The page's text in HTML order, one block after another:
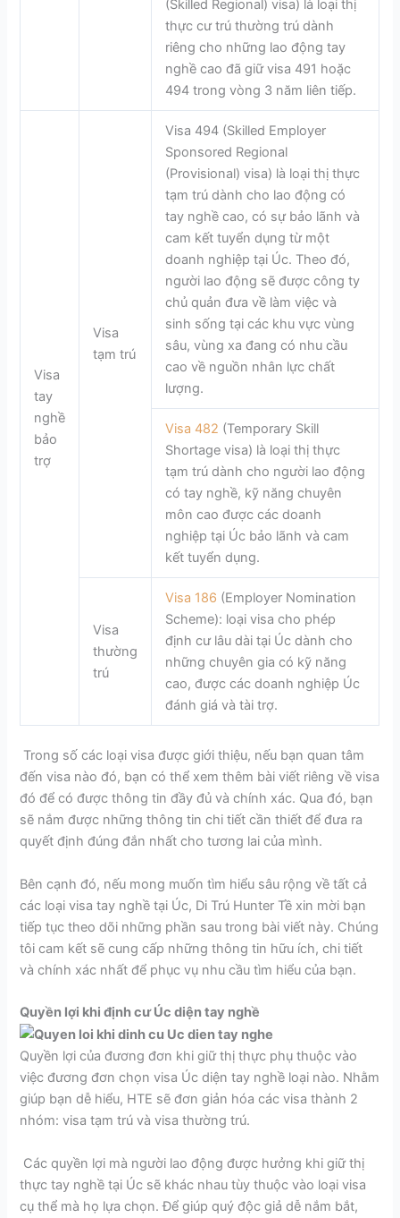
(Skilled Regional) visa) là loại thị
thực cư trú thường trú dành
riêng cho những lao động tay
nghề cao đã giữ visa 491 hoặc
494 trong vòng 3 năm liên tiếp.
Visa
tay
nghề
bảo
trợ
Visa
tạm trú
Visa 494 (Skilled Employer
Sponsored Regional
(Provisional) visa) là loại thị thực
tạm trú dành cho lao động có
tay nghề cao, có sự bảo lãnh và
cam kết tuyển dụng từ một
doanh nghiệp tại Úc. Theo đó,
người lao động sẽ được công ty
chủ quản đưa về làm việc và
sinh sống tại các khu vực vùng
sâu, vùng xa đang có nhu cầu
cao về nguồn nhân lực chất
lượng.
Visa 482 (Temporary Skill
Shortage visa) là loại thị thực
tạm trú dành cho người lao động
có tay nghề, kỹ năng chuyên
môn cao được các doanh
nghiệp tại Úc bảo lãnh và cam
kết tuyển dụng.
Visa
thường
trú
Visa 186 (Employer Nomination
Scheme): loại visa cho phép
định cư lâu dài tại Úc dành cho
những chuyên gia có kỹ năng
cao, được các doanh nghiệp Úc
đánh giá và tài trợ.
Trong số các loại visa được giới thiệu, nếu bạn quan tâm
đến visa nào đó, bạn có thể xem thêm bài viết riêng về visa
đó để có được thông tin đầy đủ và chính xác. Qua đó, bạn
sẽ nắm được những thông tin chi tiết cần thiết để đưa ra
quyết định đúng đắn nhất cho tương lai của mình.
Bên cạnh đó, nếu mong muốn tìm hiểu sâu rộng về tất cả
các loại visa tay nghề tại Úc, Di Trú Hunter Tề xin mời bạn
tiếp tục theo dõi những phần sau trong bài viết này. Chúng
tôi cam kết sẽ cung cấp những thông tin hữu ích, chi tiết
và chính xác nhất để phục vụ nhu cầu tìm hiểu của bạn.
Quyền lợi khi định cư Úc diện tay nghề
Quyền lợi của đương đơn khi giữ thị thực phụ thuộc vào
việc đương đơn chọn visa Úc diện tay nghề loại nào. Nhằm
giúp bạn dễ hiểu, HTE sẽ đơn giản hóa các visa thành 2
nhóm: visa tạm trú và visa thường trú.
Các quyền lợi mà người lao động được hưởng khi giữ thị
thực tay nghề tại Úc sẽ khác nhau tùy thuộc vào loại visa
cụ thể mà họ lựa chọn. Để giúp quý độc giả dễ nắm bắt,